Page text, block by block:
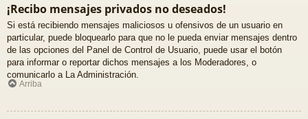
¡Recibo mensajes privados no deseados!
Si está recibiendo mensajes maliciosos u ofensivos de un usuario en
particular, puede bloquearlo para que no le pueda enviar mensajes dentro
de las opciones del Panel de Control de Usuario, puede usar el botón
para informar o reportar dichos mensajes a los Moderadores, o
comunicarlo a La Administración.
Arriba